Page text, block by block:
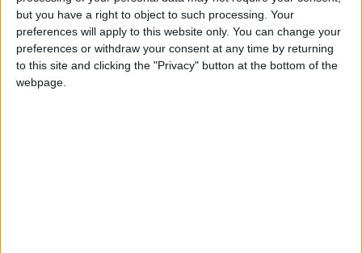
but you have a right to object to such processing. Your
preferences will apply to this website only. You can change your
preferences or withdraw your consent at any time by returning
to this site and clicking the "Privacy" button at the bottom of the
webpage.